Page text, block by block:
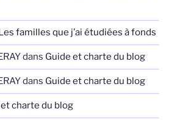
familles que j’ai étudiées à fonds
dans Guide et charte du blog
dans Guide et charte du blog
charte du blog